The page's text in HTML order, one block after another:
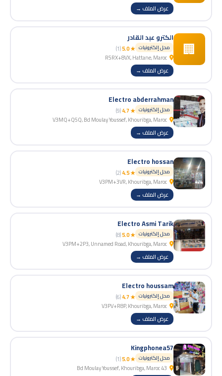
عرض الملف →
🏢 الكترو عبد القادر
محل إلكترونيات ★ 5.0
(1)
عرض الملف →
Electro abderrahman
محل إلكترونيات ★ 4.7
(9)
عرض الملف →
Electro hossan
محل إلكترونيات ★ 4.5
(2)
عرض الملف →
Electro Asmi Tarik
محل إلكترونيات ★ 5.0
(8)
عرض الملف →
Electro houssam
محل إلكترونيات ★ 4.7
(6)
عرض الملف →
Kingphonea57
محل إلكترونيات ★ 5.0
(1)